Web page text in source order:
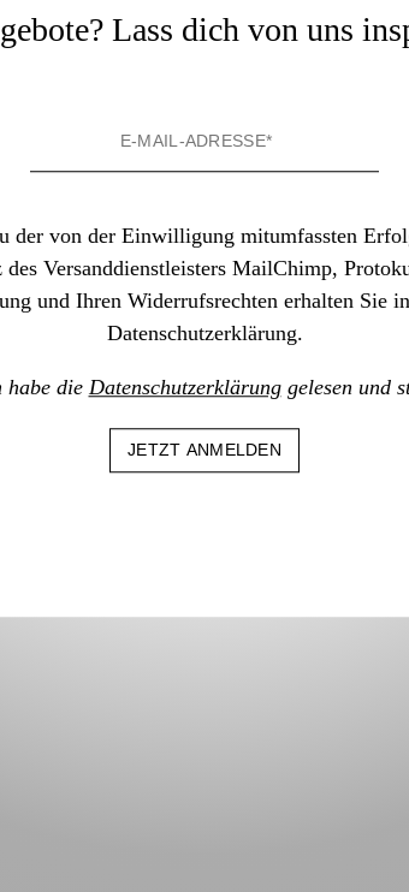
Memphis
HOME TAG MEMPHIS
Lass dich von uns
der von der Einwilligung mitumfassten
des Versanddienstleisters MailChimp,
und Ihren Widerrufsrechten erhalten Sie
Datenschutzerklärung.
habe die Datenschutzerklärunggelesen und